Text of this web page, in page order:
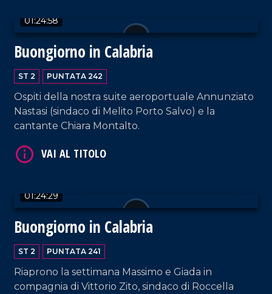
01:24:58
Buongiorno in Calabria
ST 2 PUNTATA 242
Ospiti della nostra suite aeroportuale Annunziato
Nastasi (sindaco di Melito Porto Salvo) e la
cantante Chiara Montalto.
01:24:29
Buongiorno in Calabria
ST 2 PUNTATA 241
Riaprono la settimana Massimo e Giada in
compagnia di Vittorio Zito, sindaco di Roccella
VAI AL TITOLO
VAI AL TITOLO